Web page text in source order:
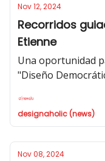
Nov 12, 2024
Recorridos
Etienne
Una oportunidad
"Diseño
designaholic (news)
Nov 08, 2024